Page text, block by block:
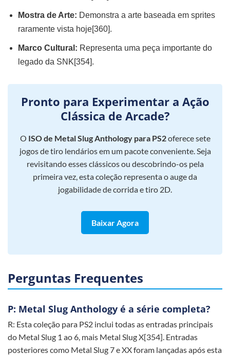
Mostra de Arte: Demonstra a arte baseada em sprites
raramente vista hoje[360].
Marco Cultural: Representa uma peça importante do
legado da SNK[354].
Pronto para Experimentar a Ação
Clássica de Arcade?
O ISO de Metal Slug Anthology para PS2oferece sete
jogos de tiro lendários em um pacote conveniente. Seja
revisitando esses clássicos ou descobrindo-os pela
primeira vez, esta coleção representa o auge da
jogabilidade de corrida e tiro 2D.
Baixar Agora
Perguntas Frequentes
P: Metal Slug Anthology é a série completa?
R: Esta coleção para PS2 inclui todas as entradas principais
do Metal Slug 1 ao 6, mais Metal Slug X[354]. Entradas
posteriores como Metal Slug 7 e XX foram lançadas após esta